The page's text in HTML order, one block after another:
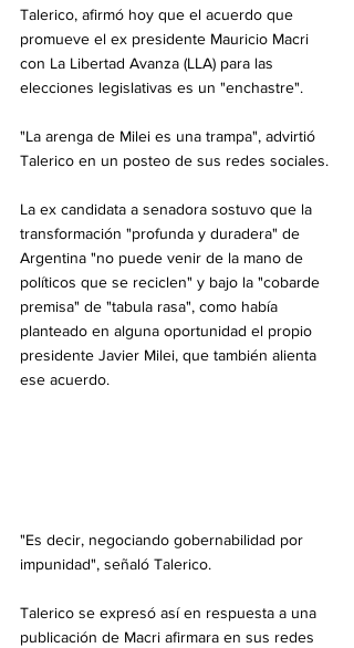
Talerico, afirmó hoy que el acuerdo que
promueve el ex presidente Mauricio Macri
con La Libertad Avanza (LLA) para las
elecciones legislativas es un "enchastre".
"La arenga de Milei es una trampa", advirtió
Talerico en un posteo de sus redes sociales.
La ex candidata a senadora sostuvo que la
transformación "profunda y duradera" de
Argentina "no puede venir de la mano de
políticos que se reciclen" y bajo la "cobarde
premisa" de "tabula rasa", como había
planteado en alguna oportunidad el propio
presidente Javier Milei, que también alienta
ese acuerdo.
"Es decir, negociando gobernabilidad por
impunidad", señaló Talerico.
Talerico se expresó así en respuesta a una
publicación de Macri afirmara en sus redes